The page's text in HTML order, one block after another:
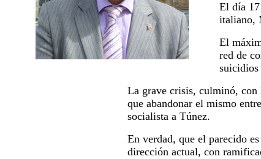
El día
italiano,
El
red de
suicidios
La grave crisis, culminó, con
que abandonar el mismo
socialista a Túnez.
En verdad, que el parecido
dirección actual, con